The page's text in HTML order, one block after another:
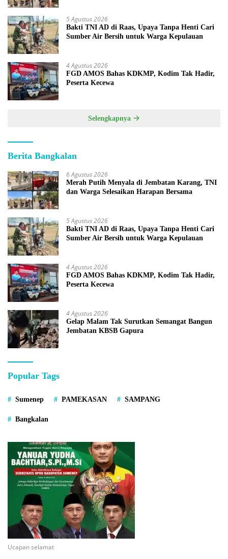
5 Agustus 2026
Bakti TNI AD di Raas, Upaya Tanpa Henti Cari
Sumber Air Bersih untuk Warga Kepulauan
4 Agustus 2026
FGD AMOS Bahas KDKMP, Kodim Tak Hadir,
Peserta Kecewa
Selengkapnya
Berita Bangkalan
6 Agustus 2026
Merah Putih Menyala di Jembatan Karang, TNI
dan Warga Selesaikan Harapan Bersama
5 Agustus 2026
Bakti TNI AD di Raas, Upaya Tanpa Henti Cari
Sumber Air Bersih untuk Warga Kepulauan
4 Agustus 2026
FGD AMOS Bahas KDKMP, Kodim Tak Hadir,
Peserta Kecewa
4 Agustus 2026
Gelap Malam Tak Surutkan Semangat Bangun
Jembatan KBSB Gapura
Popular Tags
Sumenep PAMEKASAN SAMPANG
Bangkalan
Ucapan selamat